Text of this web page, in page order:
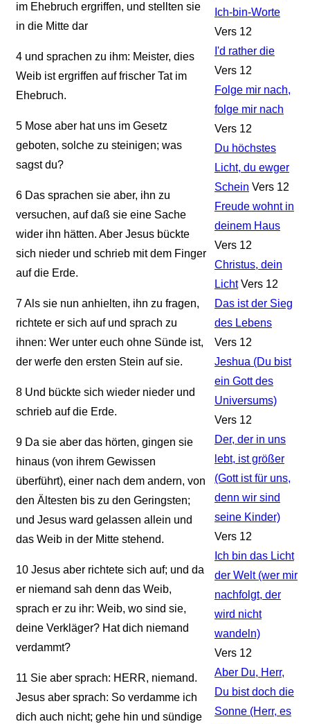
im Ehebruch ergriffen, und stellten sie
in die Mitte dar
4und sprachen zu ihm: Meister, dies
Weib ist ergriffen auf frischer Tat im
Ehebruch.
5Mose aber hat uns im Gesetz
geboten, solche zu steinigen; was
sagst du?
6Das sprachen sie aber, ihn zu
versuchen, auf daß sie eine Sache
wider ihn hätten. Aber Jesus bückte
sich nieder und schrieb mit dem Finger
auf die Erde.
7Als sie nun anhielten, ihn zu fragen,
richtete er sich auf und sprach zu
ihnen: Wer unter euch ohne Sünde ist,
der werfe den ersten Stein auf sie.
8Und bückte sich wieder nieder und
schrieb auf die Erde.
9Da sie aber das hörten, gingen sie
hinaus (von ihrem Gewissen
überführt), einer nach dem andern, von
den Ältesten bis zu den Geringsten;
und Jesus ward gelassen allein und
das Weib in der Mitte stehend.
10Jesus aber richtete sich auf; und da
er niemand sah denn das Weib,
sprach er zu ihr: Weib, wo sind sie,
deine Verkläger? Hat dich niemand
verdammt?
11 Sie aber sprach: HERR, niemand.
Jesus aber sprach: So verdamme ich
dich auch nicht; gehe hin und sündige
Ich-bin-Worte
Vers 12
I'd rather die
Vers 12
Folge mir nach,
folge mir nach
Vers 12
Du höchstes
Licht, du ewger
Schein Vers 12
Freude wohnt in
deinem Haus
Vers 12
Christus, dein
Licht Vers 12
Das ist der Sieg
des Lebens
Vers 12
Jeshua (Du bist
ein Gott des
Universums)
Vers 12
Der, der in uns
lebt, ist größer
(Gott ist für uns,
denn wir sind
seine Kinder)
Vers 12
Ich bin das Licht
der Welt (wer mir
nachfolgt, der
wird nicht
wandeln)
Vers 12
Aber Du, Herr,
Du bist doch die
Sonne (Herr, es